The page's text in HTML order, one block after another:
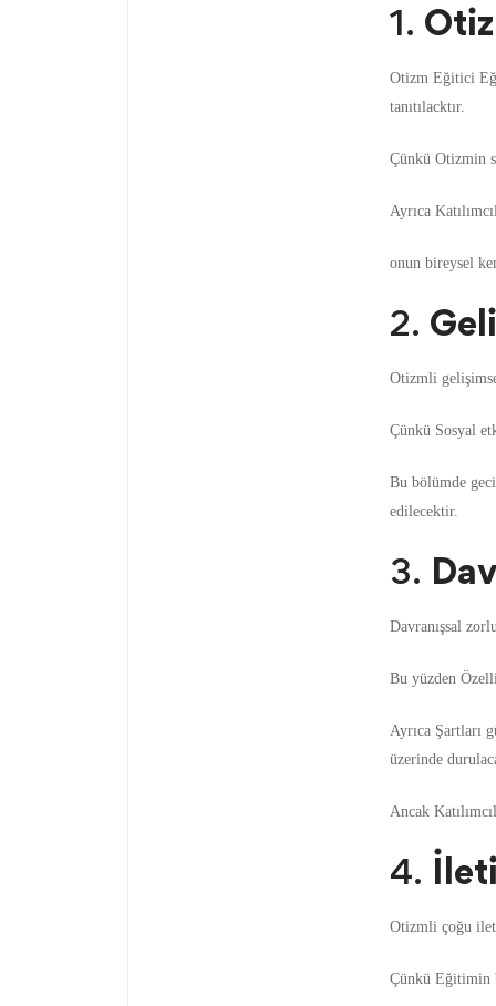
1.
Otizm Eğitici
tanıtılacktır.
Çünkü Otizmin
Ayrıca
onun bireysel
2.
Otizmli
Çünkü Sosyal
Bu bölümde
edilecektir.
3.
Davranışsal
Bu yüzden
Ayrıca Şartları
üzerinde
Ancak
4.
Otizmli çoğu
Çünkü Eğitimin